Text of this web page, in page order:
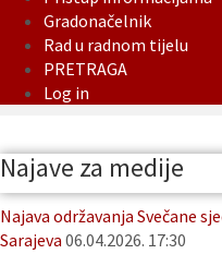
Gradonačelnik
Rad u radnom tijelu
PRETRAGA
Log in
Najave za medije
Najava održavanja Svečane
Sarajeva 06.04.2026. 17:30